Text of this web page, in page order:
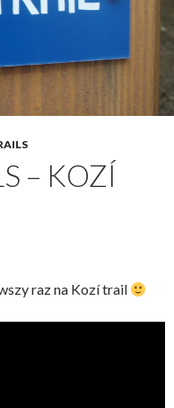
– KOZÍ
raz na Kozí trail